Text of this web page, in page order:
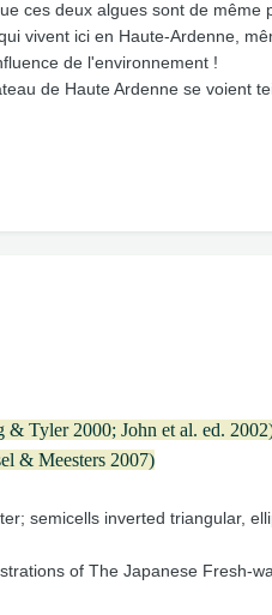
ces deux algues sont de même
vivent ici en Haute-Ardenne,
de l'environnement !
de Haute Ardenne se voient
Tyler 2000; John et al. ed.
& Meesters 2007)
semicells inverted triangular,
of The Japanese Fresh-